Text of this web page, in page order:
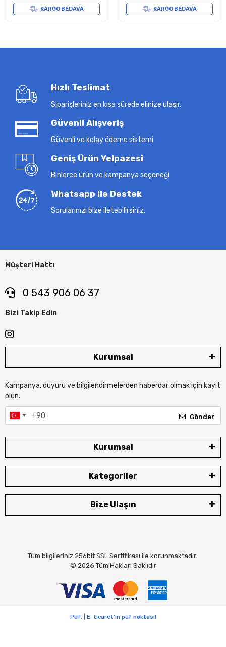
KARGO BEDAVA KARGO BEDAVA
Hızlı Teslimat
Siparişleriniz en kısa sürede elinize ulaşır.
Güvenli Alışveriş
Güvenli ve kolay ödeme sistemi
Geniş Ürün Yelpazesi
Binlerce ürün ve kampanya seçeneği
Whatsapp ile Destek
Sorularınızı bize iletebilirsiniz.
Müşteri Hattı
0 543 906 06 37
Bizi Takip Edin
Kurumsal
Kampanya, duyuru ve bilgilendirmelerden haberdar olmak için kayıt
olun.
Gönder
Kurumsal
Kategoriler
Bize Ulaşın
Tüm bilgileriniz 256bit SSL Sertifikası ile korunmaktadır.
© 2026 Tüm Hakları Saklıdır
Püf. | E-ticaret'in püf noktası!